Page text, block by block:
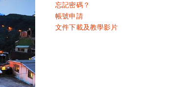
忘記密碼？
帳號申請
文件下載及教學影片